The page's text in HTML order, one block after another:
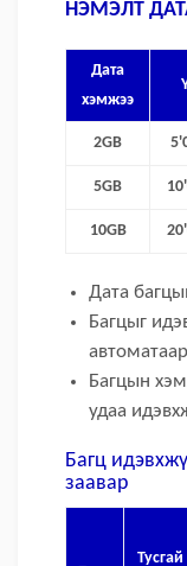
НЭМЭЛТ
Дата
хэмжээ
2GB
5GB
10GB
Дата
Багцыг
Багцын
удаа
Багц
заавар
Тусгай